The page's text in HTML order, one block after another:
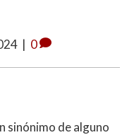
| 0
sinónimo de alguno